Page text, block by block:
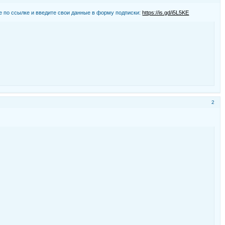
по ссылке и введите свои данные в форму подписки:https://is.gd/i5L5KE
2